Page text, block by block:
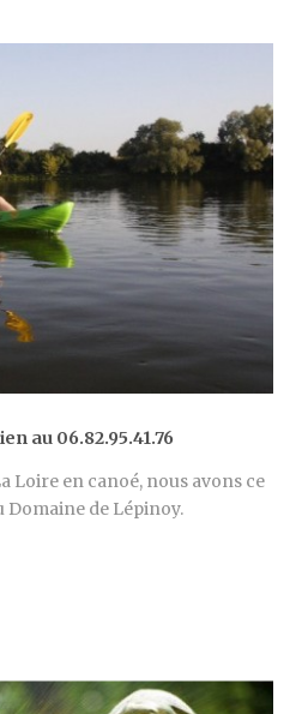
au 06.82.95.41.76
Loire en canoé, nous avons ce
Domaine de Lépinoy.